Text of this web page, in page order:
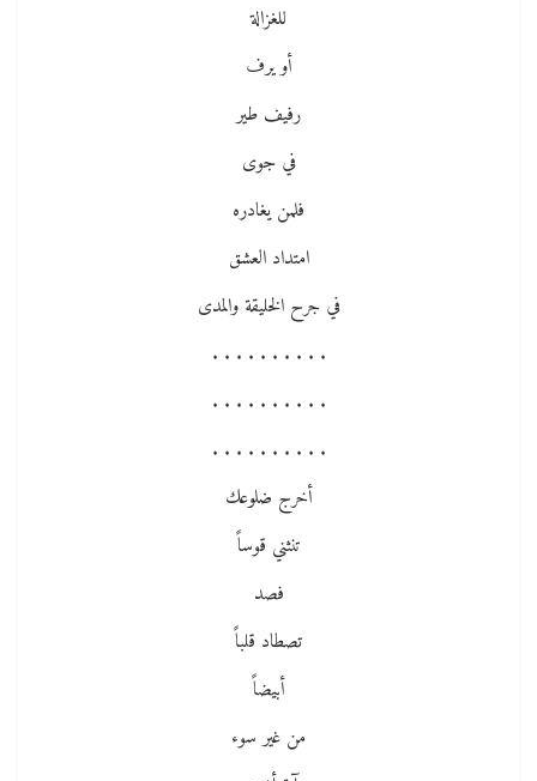
للغزالة
أو يرف
رفيف طير
في جوى
فلمن يغادره
امتداد العشق
في جرح الخليقة والمدى
. . . . . . . . . .
. . . . . . . . . .
. . . . . . . . . .
أخرج ضلوعك
تنثني قوساً
فصد
تصطاد قلباً
أبيضاً
من غير سوء